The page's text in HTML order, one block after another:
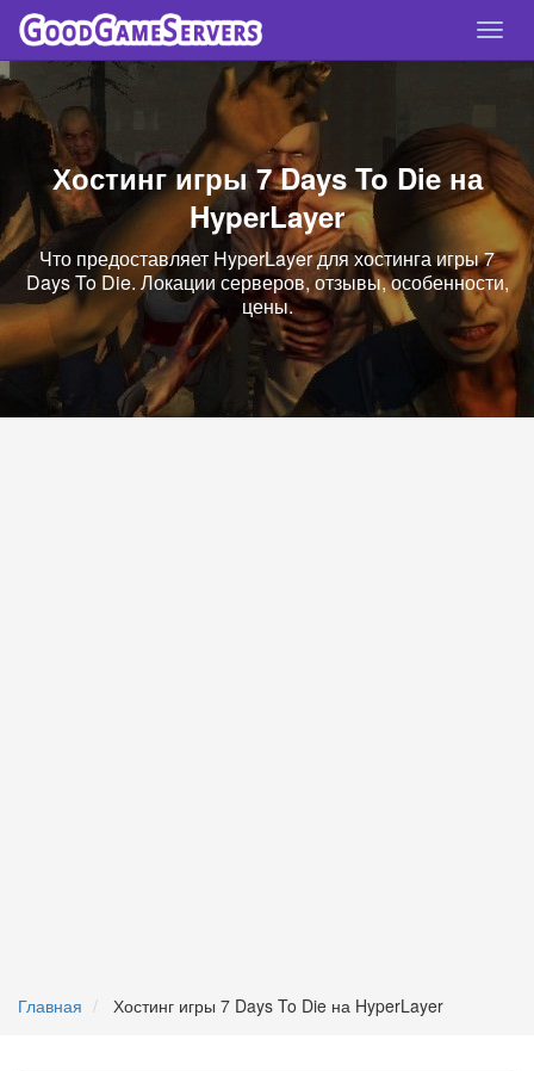
Хостинг игры 7 Days To Die на
HyperLayer
Что предоставляет HyperLayer для хостинга игры 7
Days To Die. Локации серверов, отзывы, особенности,
цены.
Главная Хостинг игры 7 Days To Die на HyperLayer